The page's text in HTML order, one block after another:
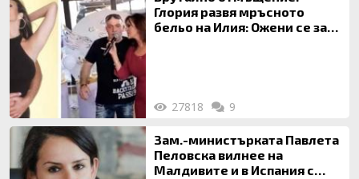
Глория развя мръсното
бельо на Илия: Ожени се за
27818 9
Зам.-министърката Павлета
Пеловска вилнее на
Малдивите и в Испания с